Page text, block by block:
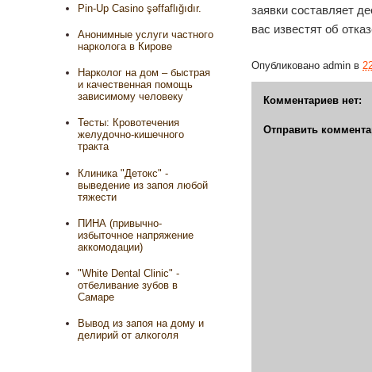
заявки составляет
вас известят об
Опубликовано admin в
Комментариев нет:
Отправить
Pin-Up Casino şəffaflığıdır.
Анонимные услуги частного
нарколога в Кирове
Нарколог на дом – быстрая
и качественная помощь
зависимому человеку
Тесты: Кровотечения
желудочно-кишечного
тракта
Клиника "Детокс" -
выведение из запоя любой
тяжести
ПИНА (привычно-
избыточное напряжение
аккомодации)
"White Dental Clinic" -
отбеливание зубов в
Самаре
Вывод из запоя на дому и
делирий от алкоголя